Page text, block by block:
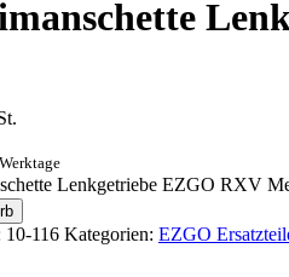
Lenkgetriebe EZGO RXV
10-116 Kategorien: EZGO